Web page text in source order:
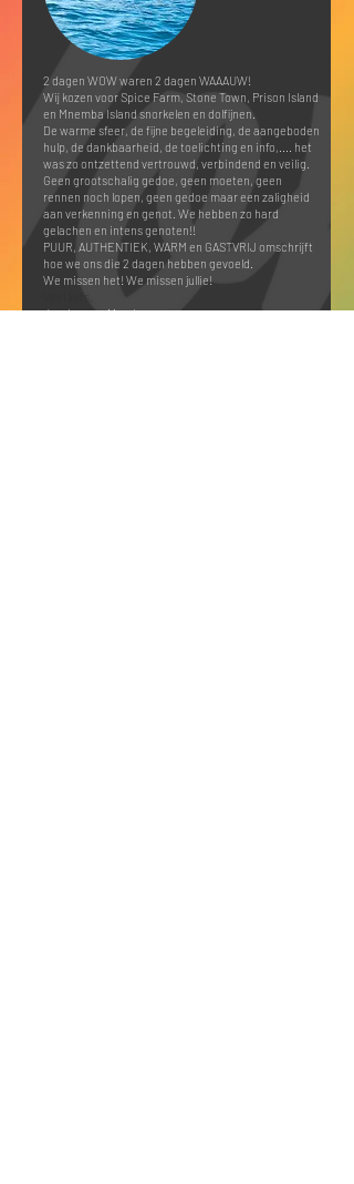
2 dagen WOW waren 2 dagen WAAAUW!
Wij kozen voor Spice Farm, Stone Town, Prison Island
en Mnemba Island snorkelen en dolfijnen.
De warme sfeer, de fijne begeleiding, de aangeboden
hulp, de dankbaarheid, de toelichting en info,.... het
was zo ontzettend vertrouwd, verbindend en veilig.
Geen grootschalig gedoe, geen moeten, geen
rennen noch lopen, geen gedoe maar een zaligheid
aan verkenning en genot. We hebben zo hard
gelachen en intens genoten!!
PUUR, AUTHENTIEK, WARM en GASTVRIJ omschrijft
hoe we ons die 2 dagen hebben gevoeld.
We missen het! We missen jullie!
Jos, Ines en Maud